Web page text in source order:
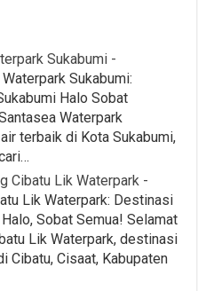
Sukabumi -
Sukabumi:
Halo Sobat
Waterpark
terbaik di Kota Sukabumi,
Cibatu Lik Waterpark -
Lik Waterpark: Destinasi
Sobat Semua! Selamat
Lik Waterpark, destinasi
Cibatu, Cisaat, Kabupaten